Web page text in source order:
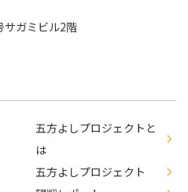
サガミビル2階
五方よしプロジェクトと
は
五方よしプロジェクト